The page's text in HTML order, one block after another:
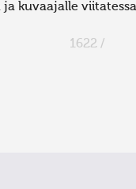
kuvaajalle
1622 /